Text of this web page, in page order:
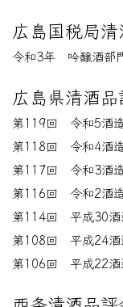
広島国税局
令和3年 吟醸酒部
広島県清酒
第119回 令和5酒
第118回 令和4酒
第117回 令和3酒
第116回 令和2酒
第114回 平成30酒
第108回 平成24酒
第106回 平成22酒